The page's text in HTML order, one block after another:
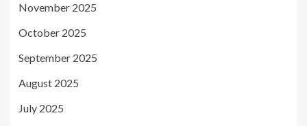
November 2025
October 2025
September 2025
August 2025
July 2025